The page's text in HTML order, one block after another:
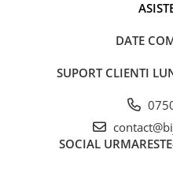
DATE
SUPORT CLIENTI
SOCIAL